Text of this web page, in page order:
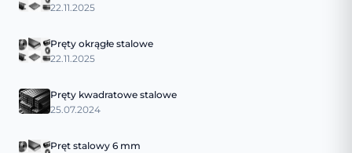
22.11.2025
Pręty okrągłe stalowe
22.11.2025
Pręty kwadratowe stalowe
25.07.2024
Pręt stalowy 6 mm